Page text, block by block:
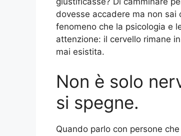
dovesse accadere ma non sai
fenomeno che la psicologia e
attenzione: il cervello rimane
mai esistita.
Non è solo
si spegne.
Quando parlo con persone